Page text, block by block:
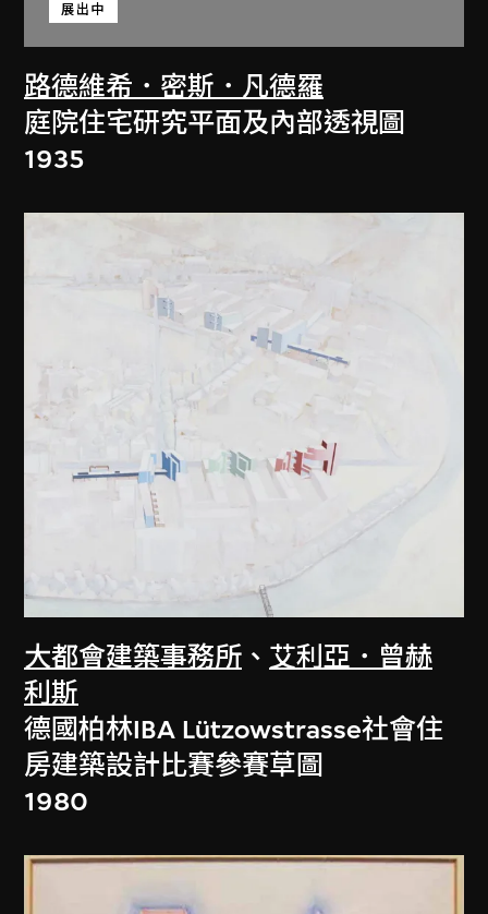
路德維希．密斯．凡德羅
展出中
庭院住宅研究平面及內部透視圖
1935
大都會建築事務所 、 艾利亞．曾赫
利斯
德國柏林IBA Lützowstrasse社會住
房建築設計比賽參賽草圖
1980